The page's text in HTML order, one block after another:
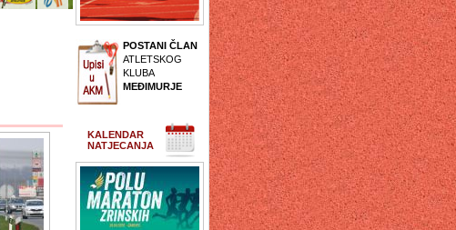
POSTANI ČLAN
ATLETSKOG
KLUBA
MEĐIMURJE
KALENDAR
NATJECANJA